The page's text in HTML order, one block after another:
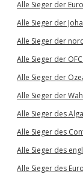
Alle Sieger der
Alle Sieger der
Alle Sieger der
Alle Sieger der
Alle Sieger der
Alle Sieger der
Alle Sieger des
Alle Sieger des
Alle Sieger des
Alle Sieger des